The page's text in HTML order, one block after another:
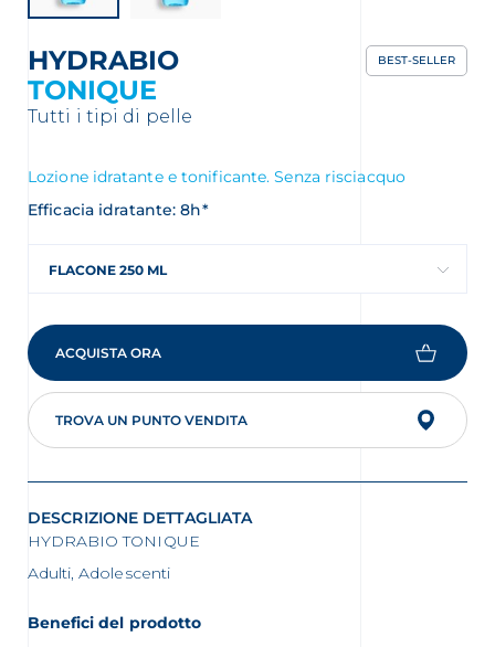
HYDRABIO
TONIQUE
BEST-SELLER
Tutti i tipi di pelle
Lozione idratante e tonificante. Senza risciacquo
Efficacia idratante: 8h*
FLACONE 250 ML
ACQUISTA ORA
TROVA UN PUNTO VENDITA
DESCRIZIONE DETTAGLIATA
HYDRABIO TONIQUE
Adulti, Adolescenti
Benefici del prodotto